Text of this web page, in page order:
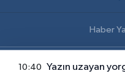
Haber
10:40
Yazın uzayan